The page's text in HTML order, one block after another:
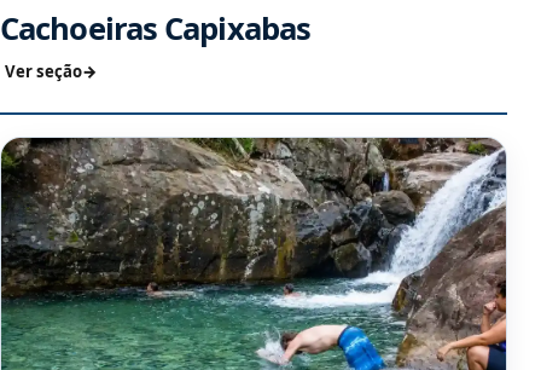
Cachoeiras Capixabas
Ver seção